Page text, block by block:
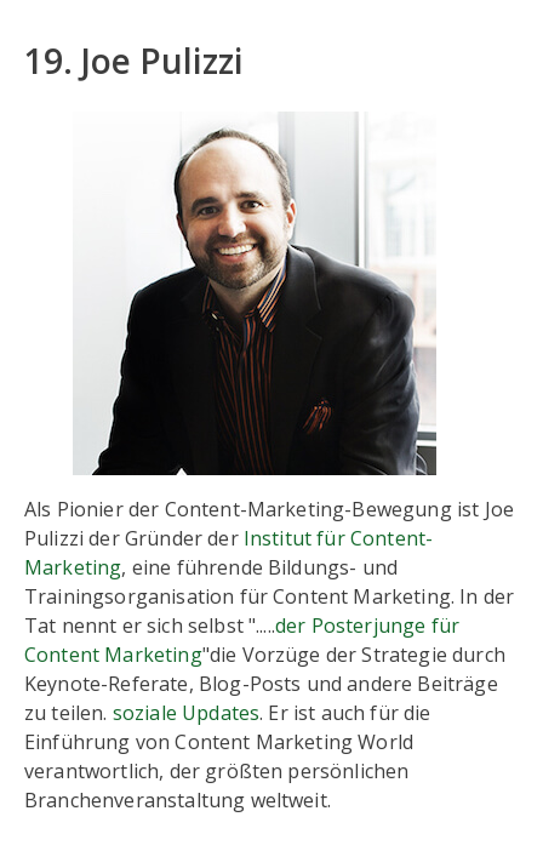
19. Joe Pulizzi
Als Pionier der Content-Marketing-Bewegung ist Joe
Pulizzi der Gründer der Institut für Content-
Marketing, eine führende Bildungs- und
Trainingsorganisation für Content Marketing. In der
Tat nennt er sich selbst ".....der Posterjunge für
Content Marketing"die Vorzüge der Strategie durch
Keynote-Referate, Blog-Posts und andere Beiträge
zu teilen. soziale Updates. Er ist auch für die
Einführung von Content Marketing World
verantwortlich, der größten persönlichen
Branchenveranstaltung weltweit.